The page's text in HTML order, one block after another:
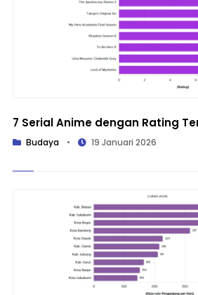
7 Serial Anime dengan Rating
Budaya • 19 Januari 2026